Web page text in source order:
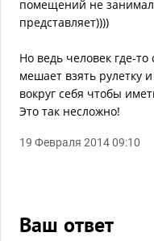
помещений не
представляет))))
Но ведь человек где-
мешает взять рулетку
вокруг себя чтобы
Это так несложно!
19 Февраля 2014 09:10
Ваш ответ